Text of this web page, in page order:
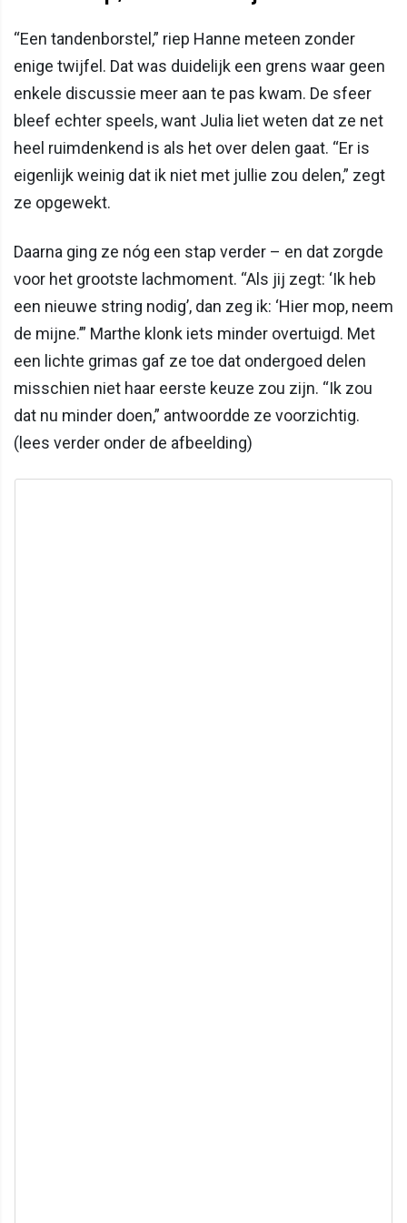
“Een tandenborstel,” riep Hanne meteen zonder
enige twijfel. Dat was duidelijk een grens waar geen
enkele discussie meer aan te pas kwam. De sfeer
bleef echter speels, want Julia liet weten dat ze net
heel ruimdenkend is als het over delen gaat. “Er is
eigenlijk weinig dat ik niet met jullie zou delen,” zegt
ze opgewekt.
Daarna ging ze nóg een stap verder – en dat zorgde
voor het grootste lachmoment. “Als jij zegt: ‘Ik heb
een nieuwe string nodig’, dan zeg ik: ‘Hier mop, neem
de mijne.’” Marthe klonk iets minder overtuigd. Met
een lichte grimas gaf ze toe dat ondergoed delen
misschien niet haar eerste keuze zou zijn. “Ik zou
dat nu minder doen,” antwoordde ze voorzichtig.
(lees verder onder de afbeelding)